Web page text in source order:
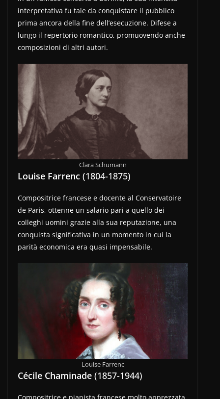
interpretativa fu tale da conquistare il pubblico
prima ancora della fine dell’esecuzione. Difese a
lungo il repertorio romantico, promuovendo anche
composizioni di altri autori.
Clara Schumann
Louise Farrenc (1804-1875)
Compositrice francese e docente al Conservatoire
de Paris, ottenne un salario pari a quello dei
colleghi uomini grazie alla sua reputazione, una
conquista significativa in un momento in cui la
parità economica era quasi impensabile.
Louise Farrenc
Cécile Chaminade (1857-1944)